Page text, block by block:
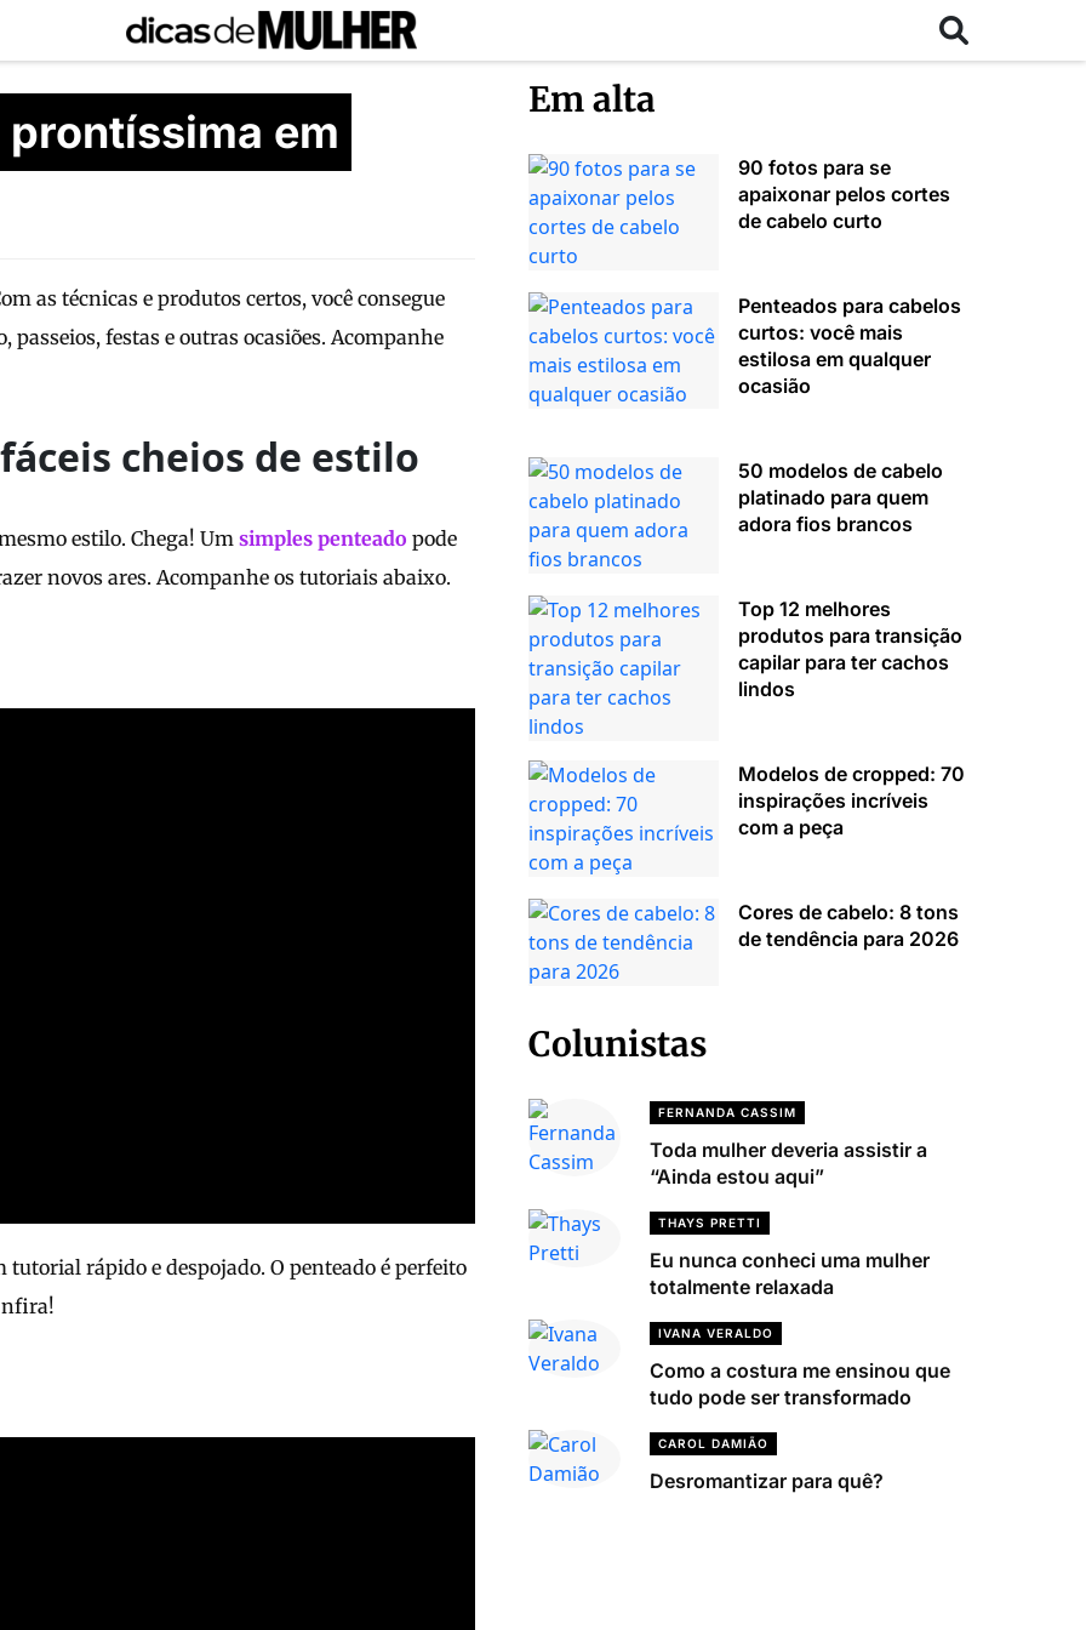
em
as técnicas e produtos certos, você consegue
festas e outras ocasiões. Acompanhe
cheios de estilo
estilo. Chega! Um simples penteado pode
novos ares. Acompanhe os tutoriais abaixo.
tutorial rápido e despojado. O penteado é perfeito
Em alta
90 fotos para se
apaixonar pelos cortes
de cabelo curto
Penteados para cabelos
curtos: você mais
estilosa em qualquer
ocasião
50 modelos de cabelo
platinado para quem
adora fios brancos
Top 12 melhores
produtos para transição
capilar para ter cachos
lindos
Modelos de cropped: 70
inspirações incríveis
com a peça
Cores de cabelo: 8 tons
de tendência para 2026
Colunistas
FERNANDA CASSIM
Toda mulher deveria assistir a
“Ainda estou aqui”
THAYS PRETTI
Eu nunca conheci uma mulher
totalmente relaxada
IVANA VERALDO
Como a costura me ensinou que
tudo pode ser transformado
CAROL DAMIÃO
Desromantizar para quê?